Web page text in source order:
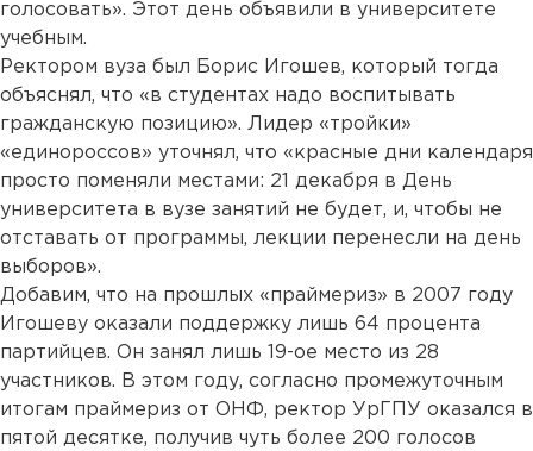
голосовать». Этот день объявили в университете
учебным.
Ректором вуза был Борис Игошев, который тогда
объяснял, что «в студентах надо воспитывать
гражданскую позицию». Лидер «тройки»
«единороссов» уточнял, что «красные дни календаря
просто поменяли местами: 21 декабря в День
университета в вузе занятий не будет, и, чтобы не
отставать от программы, лекции перенесли на день
выборов».
Добавим, что на прошлых «праймериз» в 2007 году
Игошеву оказали поддержку лишь 64 процента
партийцев. Он занял лишь 19-ое место из 28
участников. В этом году, согласно промежуточным
итогам праймериз от ОНФ, ректор УрГПУ оказался в
пятой десятке, получив чуть более 200 голосов